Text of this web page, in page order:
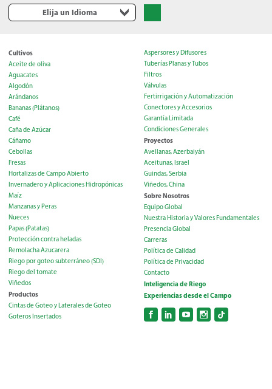
Elija un Idioma
Cultivos
Aceite de oliva
Aguacates
Algodón
Arándanos
Bananas (Plátanos)
Café
Caña de Azúcar
Cáñamo
Cebollas
Fresas
Hortalizas de Campo Abierto
Invernadero y Aplicaciones Hidropónicas
Maíz
Manzanas y Peras
Nueces
Papas (Patatas)
Protección contra heladas
Remolacha Azucarera
Riego por goteo subterráneo (SDI)
Riego del tomate
Viñedos
Productos
Cintas de Goteo y Laterales de Goteo
Goteros Insertados
Aspersores y Difusores
Tuberías Planas y Tubos
Filtros
Válvulas
Fertirrigación y Automatización
Conectores y Accesorios
Garantía Limitada
Condiciones Generales
Proyectos
Avellanas, Azerbaiyán
Aceitunas, Israel
Guindas, Serbia
Viñedos, China
Sobre Nosotros
Equipo Global
Nuestra Historia y Valores Fundamentales
Presencia Global
Carreras
Política de Calidad
Política de Privacidad
Contacto
Inteligencia de Riego
Experiencias desde el Campo